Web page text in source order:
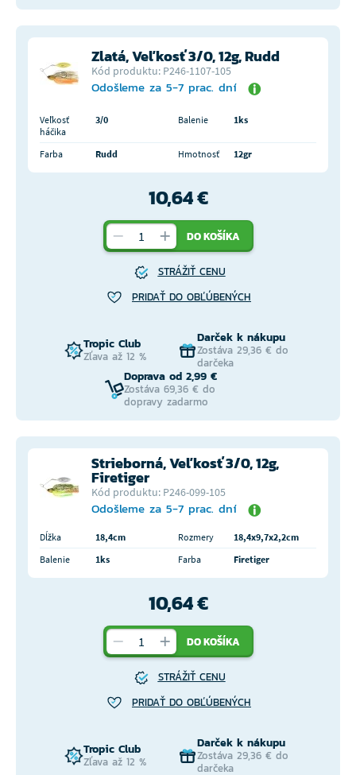
Zlatá, Veľkosť 3/0, 12g, Rudd
Kód produktu: P246-1107-105
Odošleme za 5-7 prac. dní
Veľkosť
háčika
3/0 Balenie 1ks
Farba Rudd Hmotnosť 12gr
10,64 €
DO KOŠÍKA
STRÁŽIŤ CENU
PRIDAŤ DO OBĽÚBENÝCH
Tropic Club
Zľava až 12 %
Darček k nákupu
Zostáva 29,36 € do
darčeka
Doprava od 2,99 €
Zostáva 69,36 € do
dopravy zadarmo
Strieborná, Veľkosť 3/0, 12g,
Firetiger
Kód produktu: P246-099-105
Odošleme za 5-7 prac. dní
Dĺžka 18,4cm Rozmery
18,4x9,7x2,2cm
Balenie
1ks Farba Firetiger
10,64 €
DO KOŠÍKA
STRÁŽIŤ CENU
PRIDAŤ DO OBĽÚBENÝCH
Tropic Club
Zľava až 12 %
Darček k nákupu
Zostáva 29,36 € do
darčeka